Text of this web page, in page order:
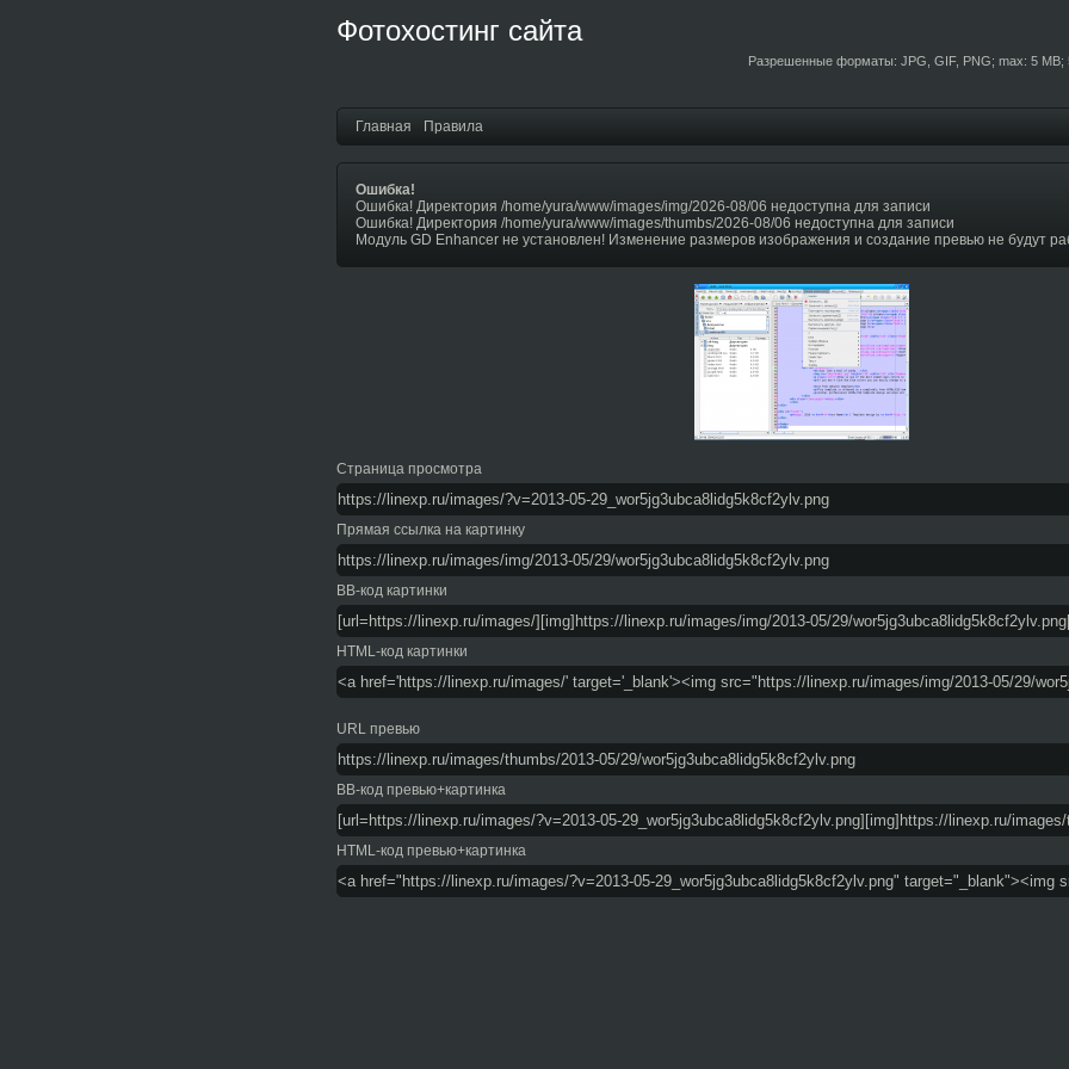
Фотохостинг сайта
Разрешенные форматы: JPG, GIF, PNG; max: 5 MB;
Главная Правила
Ошибка!
Ошибка! Директория /home/yura/www/images/img/2026-08/06 недоступна для записи
Ошибка! Директория /home/yura/www/images/thumbs/2026-08/06 недоступна для записи
Модуль GD Enhancer не установлен! Изменение размеров изображения и создание превью не будут
Страница просмотра
Прямая ссылка на картинку
BB-код картинки
HTML-код картинки
URL превью
BB-код превью+картинка
HTML-код превью+картинка